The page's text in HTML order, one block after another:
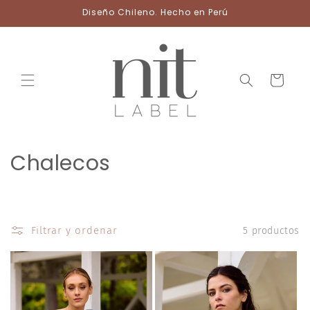
al contenido
Diseño Chileno. Hecho en Perú
Carrito
C
e
c
c
Chalecos
Filtrar y ordenar 5 productos